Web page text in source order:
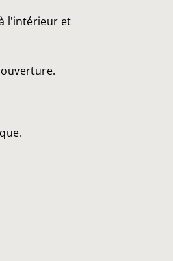
l'intérieur et